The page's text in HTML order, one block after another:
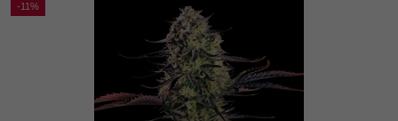
-11%